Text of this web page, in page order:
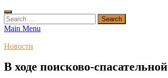
Search
for:
Main Menu
Новости
В ходе поисково-